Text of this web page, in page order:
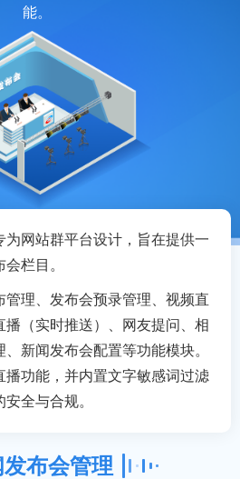
能。
为网站群平台设计，旨在提供一
栏目。
管理、发布会预录管理、视频直
播（实时推送）、网友提问、相
新闻发布会配置等功能模块。
播功能，并内置文字敏感词过滤
全与合规。
布会管理